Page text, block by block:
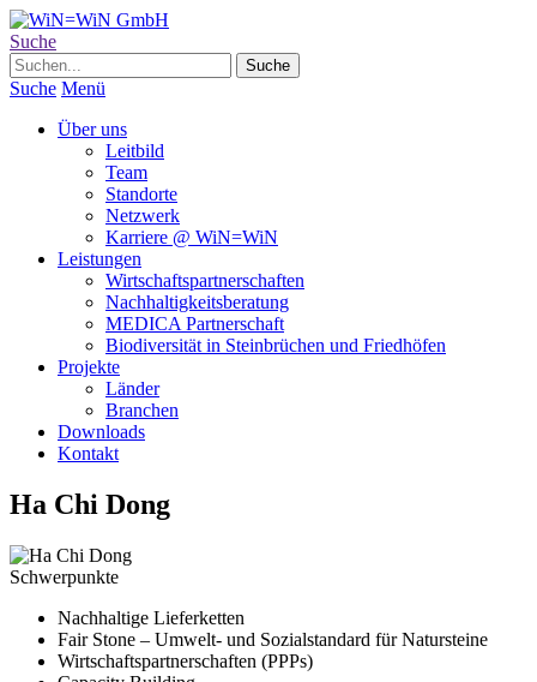
Suche
Suche Menü
Über uns
Leitbild
Team
Standorte
Netzwerk
Karriere @ WiN=WiN
Leistungen
Wirtschaftspartnerschaften
Nachhaltigkeitsberatung
MEDICA Partnerschaft
Biodiversität in Steinbrüchen und Friedhöfen
Projekte
Länder
Branchen
Downloads
Kontakt
Ha Chi Dong
Schwerpunkte
Nachhaltige Lieferketten
Fair Stone – Umwelt- und Sozialstandard für Natursteine
Wirtschaftspartnerschaften (PPPs)